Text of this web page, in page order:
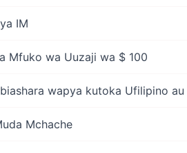
IM
Mfuko wa Uuzaji wa $ 100
wapya kutoka Ufilipino au
Mchache